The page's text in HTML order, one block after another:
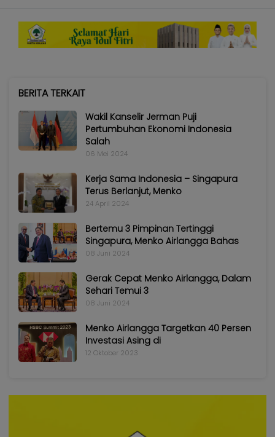
BERITA TERKAIT
Wakil Kanselir Jerman Puji
Pertumbuhan Ekonomi Indonesia
Salah
06 Mei 2024
Kerja Sama Indonesia – Singapura
Terus Berlanjut, Menko
24 April 2024
Bertemu 3 Pimpinan Tertinggi
Singapura, Menko Airlangga Bahas
08 Juni 2024
Gerak Cepat Menko Airlangga, Dalam
Sehari Temui 3
08 Juni 2024
Menko Airlangga Targetkan 40 Persen
Investasi Asing di
12 Oktober 2023